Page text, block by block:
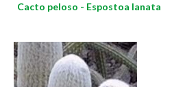
Cacto peloso - Espostoa lanata